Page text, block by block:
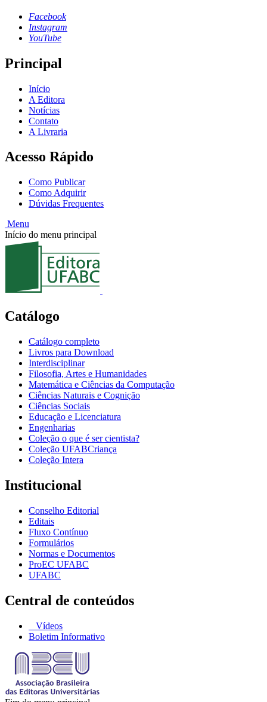
Facebook
Instagram
YouTube
Principal
Início
A Editora
Notícias
Contato
A Livraria
Acesso Rápido
Como Publicar
Como Adquirir
Dúvidas Frequentes
Menu
Início do menu principal
Catálogo
Catálogo completo
Livros para Download
Interdisciplinar
Filosofia, Artes e Humanidades
Matemática e Ciências da Computação
Ciências Naturais e Cognição
Ciências Sociais
Educação e Licenciatura
Engenharias
Coleção o que é ser cientista?
Coleção UFABCriança
Coleção Intera
Institucional
Conselho Editorial
Editais
Fluxo Contínuo
Formulários
Normas e Documentos
ProEC UFABC
UFABC
Central de conteúdos
Vídeos
Boletim Informativo